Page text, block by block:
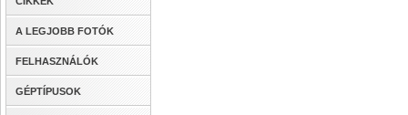
A LEGJOBB FOTÓK
FELHASZNÁLÓK
GÉPTÍPUSOK